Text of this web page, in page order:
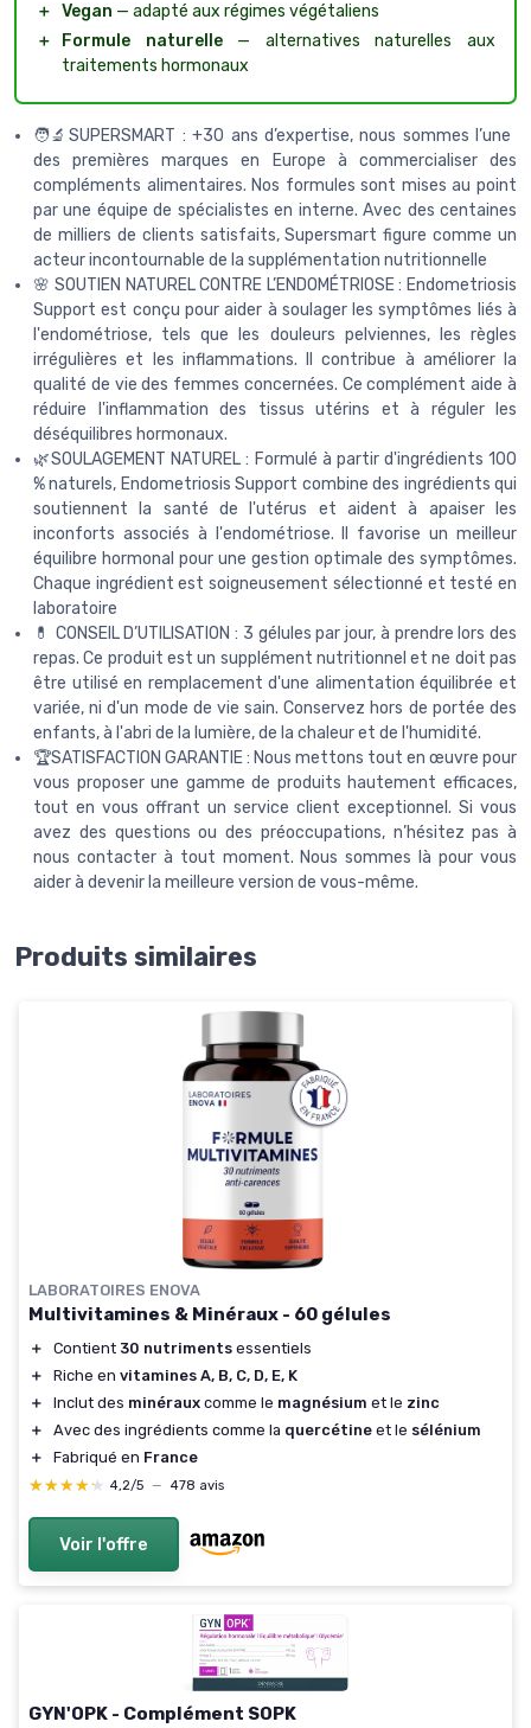
＋ Vegan — adapté aux régimes végétaliens
＋
Formule naturelle— alternatives naturelles aux
traitements hormonaux
🧑‍🔬SUPERSMART : +30 ans d’expertise, nous sommes l’une
des premières marques en Europe à commercialiser des
compléments alimentaires. Nos formules sont mises au point
par une équipe de spécialistes en interne. Avec des centaines
de milliers de clients satisfaits, Supersmart figure comme un
acteur incontournable de la supplémentation nutritionnelle
🌸 SOUTIEN NATUREL CONTRE L’ENDOMÉTRIOSE : Endometriosis
Support est conçu pour aider à soulager les symptômes liés à
l'endométriose, tels que les douleurs pelviennes, les règles
irrégulières et les inflammations. Il contribue à améliorer la
qualité de vie des femmes concernées. Ce complément aide à
réduire l'inflammation des tissus utérins et à réguler les
déséquilibres hormonaux.
🌿SOULAGEMENT NATUREL : Formulé à partir d'ingrédients 100
% naturels, Endometriosis Support combine des ingrédients qui
soutiennent la santé de l'utérus et aident à apaiser les
inconforts associés à l'endométriose. Il favorise un meilleur
équilibre hormonal pour une gestion optimale des symptômes.
Chaque ingrédient est soigneusement sélectionné et testé en
laboratoire
💊 CONSEIL D’UTILISATION : 3 gélules par jour, à prendre lors des
repas. Ce produit est un supplément nutritionnel et ne doit pas
être utilisé en remplacement d'une alimentation équilibrée et
variée, ni d'un mode de vie sain. Conservez hors de portée des
enfants, à l'abri de la lumière, de la chaleur et de l'humidité.
🏆SATISFACTION GARANTIE : Nous mettons tout en œuvre pour
vous proposer une gamme de produits hautement efficaces,
tout en vous offrant un service client exceptionnel. Si vous
avez des questions ou des préoccupations, n’hésitez pas à
nous contacter à tout moment. Nous sommes là pour vous
aider à devenir la meilleure version de vous-même.
Produits similaires
LABORATOIRES ENOVA
Multivitamines & Minéraux - 60 gélules
＋ Contient 30 nutriments essentiels
＋
Riche en vitamines A, B, C, D, E, K
＋
Inclut des minéraux comme le magnésium et le zinc
＋
Avec des ingrédients comme la quercétine et le sélénium
＋
Fabriqué en France
★★★★★
★★★★★ 4,2/5 — 478 avis
Voir l'offre
GYN'OPK - Complément SOPK